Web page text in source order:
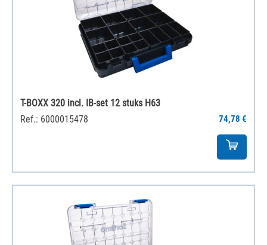
T-BOXX 320 incl. IB-set 12 stuks H63
Ref.: 6000015478
74,78 €